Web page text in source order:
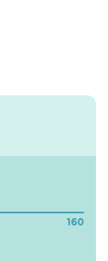
160